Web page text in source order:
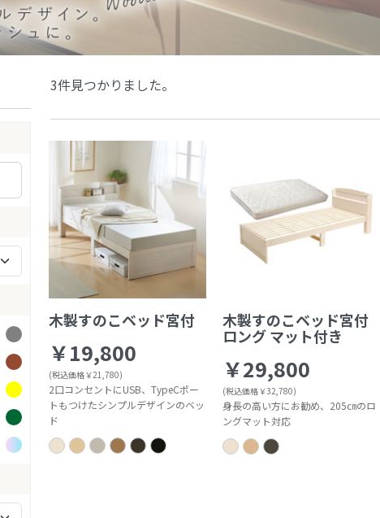
3件見つかりました。
木製すのこベッド宮付
￥19,800
(税込価格￥21,780)
2口コンセントにUSB、TypeCポー
トもつけたシンプルデザインのベッ
ド
木製すのこベッド宮付
ロング マット付き
￥29,800
(税込価格￥32,780)
身長の高い方にお勧め、205㎝のロ
ングマット対応